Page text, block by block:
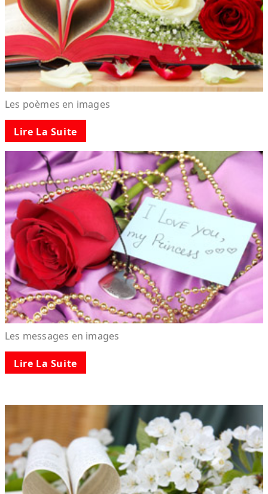
Les poèmes en images
Lire La Suite
Les messages en images
Lire La Suite